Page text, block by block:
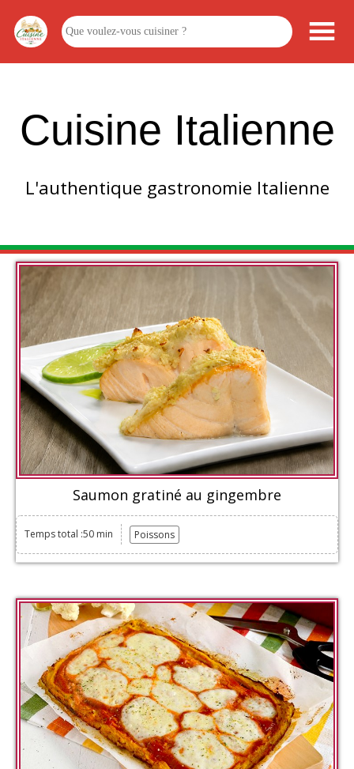
Cuisine Italienne
L'authentique gastronomie Italienne
Saumon gratiné au gingembre
Temps total :50 min Poissons